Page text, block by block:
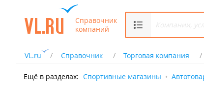
Справочник
компаний
VL.ru Справочник Торговая компания
Ещё в разделах: Спортивные магазины